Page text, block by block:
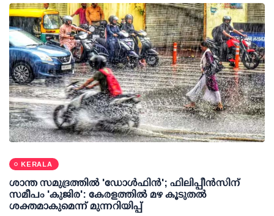
KERALA
ശാന്ത സമുദ്രത്തില്‍ 'ഡോള്‍ഫിന്‍'; ഫിലിപ്പീന്‍സിന്
സമീപം 'കുജിര': കേരളത്തില്‍ മഴ കൂടുതല്‍
ശക്തമാകുമെന്ന് മുന്നറിയിപ്പ്